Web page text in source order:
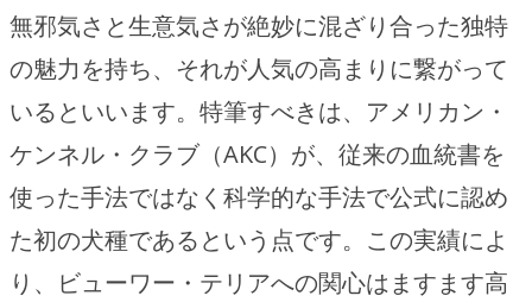
無邪気さと生意気さが絶妙に混ざり合った独特
の魅力を持ち、それが人気の高まりに繋がって
いるといいます。特筆すべきは、アメリカン・
ケンネル・クラブ（AKC）が、従来の血統書を
使った手法ではなく科学的な手法で公式に認め
た初の犬種であるという点です。この実績によ
り、ビューワー・テリアへの関心はますます高